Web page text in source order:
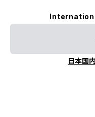
日本国